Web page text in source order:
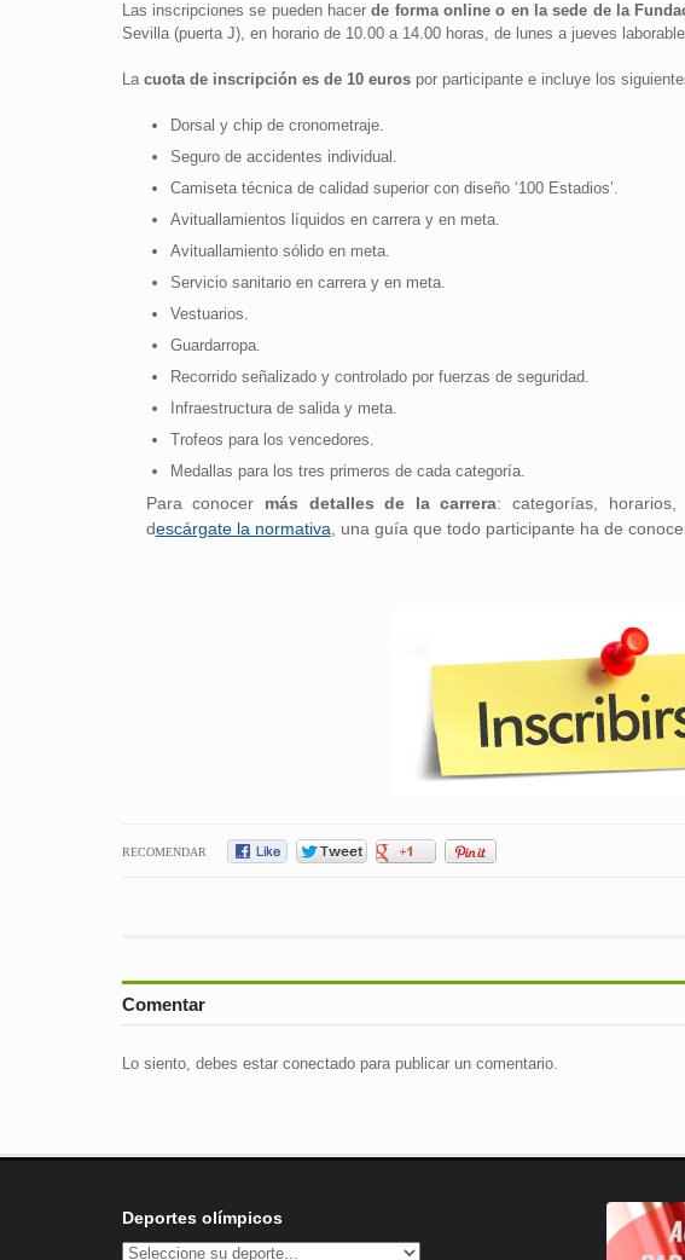
Las inscripciones se pueden hacerde forma online o en la sede de la
Sevilla (puerta J), en horario de 10.00 a 14.00 horas, de lunes a jueves
La cuota de inscripción es de 10 eurospor participante e incluye los
Dorsal y chip de cronometraje.
Seguro de accidentes individual.
Camiseta técnica de calidad superior con diseño ‘100 Estadios’.
Avituallamientos líquidos en carrera y en meta.
Avituallamiento sólido en meta.
Servicio sanitario en carrera y en meta.
Vestuarios.
Guardarropa.
Recorrido señalizado y controlado por fuerzas de seguridad.
Infraestructura de salida y meta.
Trofeos para los vencedores.
Medallas para los tres primeros de cada categoría.
Para conocer más detalles de la carrera: categorías,
descárgate la normativa, una guía que todo participante ha de
RECOMENDAR
Comentar
Lo siento, debes estar conectadopara publicar un comentario.
Deportes olímpicos